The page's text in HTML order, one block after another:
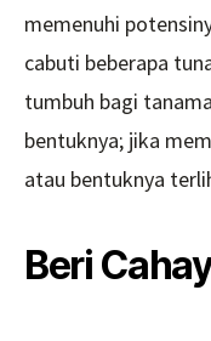
memenuhi
cabuti beberapa
tumbuh bagi
bentuknya; jika
atau bentuknya
Beri